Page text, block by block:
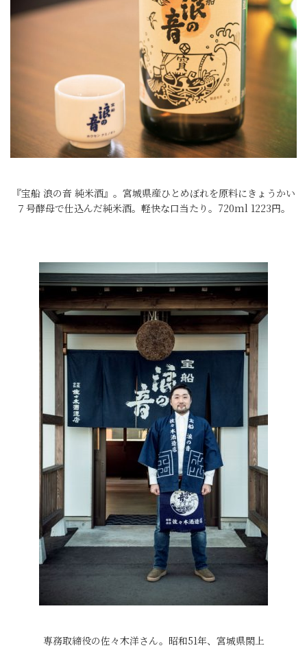
『宝船 浪の音 純米酒』。宮城県産ひとめぼれを原料にきょうかい
７号酵母で仕込んだ純米酒。軽快な口当たり。720ml 1223円。
専務取締役の佐々木洋さん。昭和51年、宮城県閖上